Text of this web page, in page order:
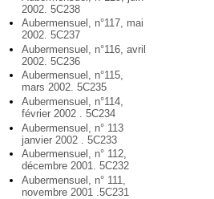
2002. 5C238
Aubermensuel, n°117, mai
2002. 5C237
Aubermensuel, n°116, avril
2002. 5C236
Aubermensuel, n°115,
mars 2002. 5C235
Aubermensuel, n°114,
février 2002 . 5C234
Aubermensuel, n° 113
janvier 2002 . 5C233
Aubermensuel, n° 112,
décembre 2001. 5C232
Aubermensuel, n° 111,
novembre 2001 .5C231